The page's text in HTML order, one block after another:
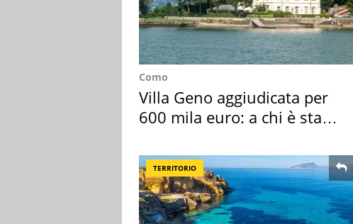
Como
Villa Geno aggiudicata per
600 mila euro: a chi è stata
TERRITORIO